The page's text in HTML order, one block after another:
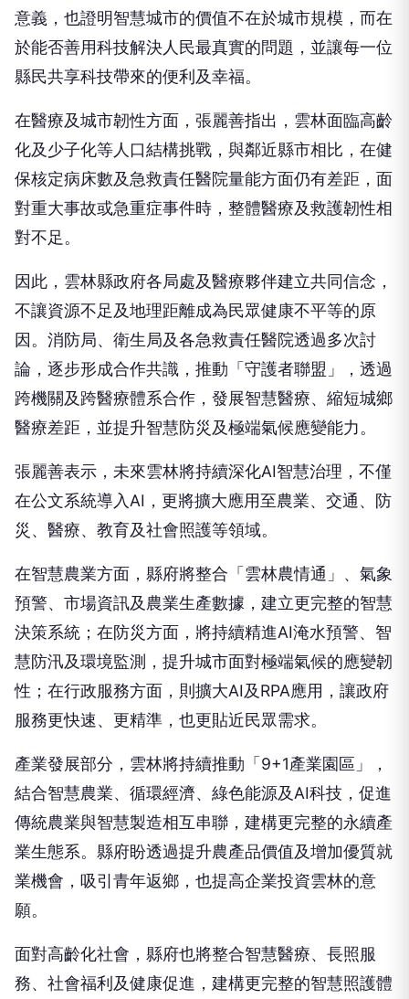
意義，也證明智慧城市的價值不在於城市規模，而在
於能否善用科技解決人民最真實的問題，並讓每一位
縣民共享科技帶來的便利及幸福。
在醫療及城市韌性方面，張麗善指出，雲林面臨高齡
化及少子化等人口結構挑戰，與鄰近縣市相比，在健
保核定病床數及急救責任醫院量能方面仍有差距，面
對重大事故或急重症事件時，整體醫療及救護韌性相
對不足。
因此，雲林縣政府各局處及醫療夥伴建立共同信念，
不讓資源不足及地理距離成為民眾健康不平等的原
因。消防局、衛生局及各急救責任醫院透過多次討
論，逐步形成合作共識，推動「守護者聯盟」，透過
跨機關及跨醫療體系合作，發展智慧醫療、縮短城鄉
醫療差距，並提升智慧防災及極端氣候應變能力。
張麗善表示，未來雲林將持續深化AI智慧治理，不僅
在公文系統導入AI，更將擴大應用至農業、交通、防
災、醫療、教育及社會照護等領域。
在智慧農業方面，縣府將整合「雲林農情通」、氣象
預警、市場資訊及農業生產數據，建立更完整的智慧
決策系統；在防災方面，將持續精進AI淹水預警、智
慧防汛及環境監測，提升城市面對極端氣候的應變韌
性；在行政服務方面，則擴大AI及RPA應用，讓政府
服務更快速、更精準，也更貼近民眾需求。
產業發展部分，雲林將持續推動「9+1產業園區」，
結合智慧農業、循環經濟、綠色能源及AI科技，促進
傳統農業與智慧製造相互串聯，建構更完整的永續產
業生態系。縣府盼透過提升農產品價值及增加優質就
業機會，吸引青年返鄉，也提高企業投資雲林的意
願。
面對高齡化社會，縣府也將整合智慧醫療、長照服
務、社會福利及健康促進，建構更完整的智慧照護體